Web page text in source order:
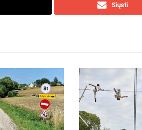
Siųsti